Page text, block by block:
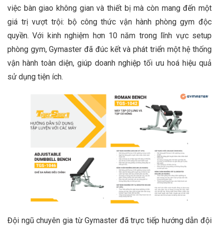
việc bàn giao không gian và thiết bị mà còn mang đến một
giá trị vượt trội: bộ công thức vận hành phòng gym độc
quyền. Với kinh nghiệm hơn 10 năm trong lĩnh vực setup
phòng gym, Gymaster đã đúc kết và phát triển một hệ thống
vận hành toàn diện, giúp doanh nghiệp tối ưu hoá hiệu quả
sử dụng tiện ích.
Đội ngũ chuyên gia từ Gymaster đã trực tiếp hướng dẫn đội